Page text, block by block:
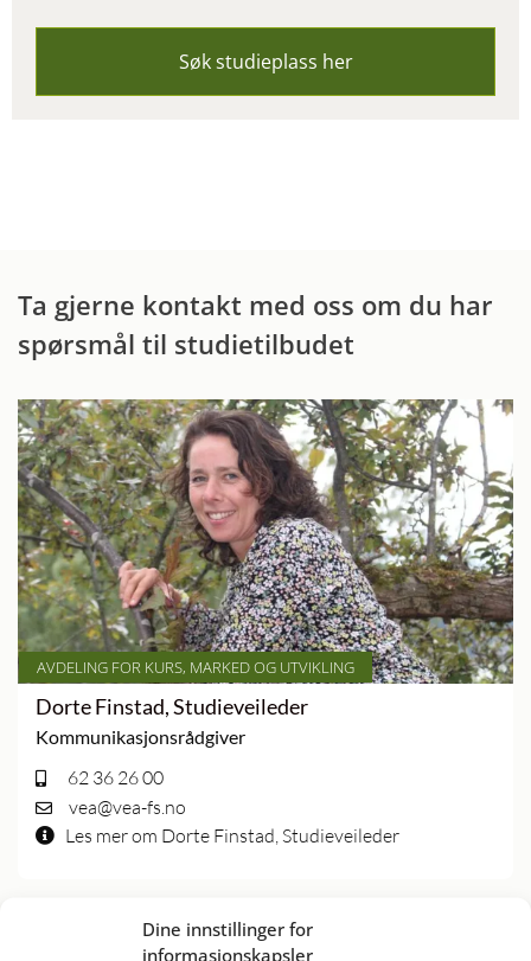
Dine innstillinger for
informasjonskapsler
Søk studieplass her
Ta gjerne kontakt med oss om du har
spørsmål til studietilbudet
AVDELING FOR KURS, MARKED OG UTVIKLING
Dorte Finstad, Studieveileder
Kommunikasjonsrådgiver
62 36 26 00
vea@vea-fs.no
Les mer om Dorte Finstad, Studieveileder